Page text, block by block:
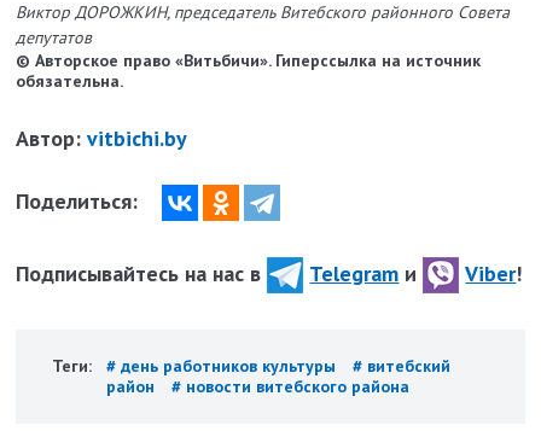
Виктор ДОРОЖКИН, председатель Витебского районного Совета
депутатов
© Авторское право «Витьбичи». Гиперссылка на источник
обязательна.
Автор:vitbichi.by
Поделиться:
Подписывайтесь на нас в Telegram и Viber!
Теги: # день работников культуры
# витебский
район
# новости витебского района